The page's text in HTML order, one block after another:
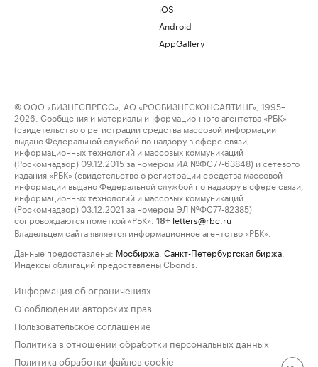
iOS
Android
AppGallery
© ООО «БИЗНЕСПРЕСС», АО «РОСБИЗНЕСКОНСАЛТИНГ», 1995–
2026. Сообщения и материалы информационного агентства «РБК»
(свидетельство о регистрации средства массовой информации
выдано Федеральной службой по надзору в сфере связи,
информационных технологий и массовых коммуникаций
(Роскомнадзор) 09.12.2015 за номером ИА №ФС77-63848) и сетевого
издания «РБК» (свидетельство о регистрации средства массовой
информации выдано Федеральной службой по надзору в сфере связи,
информационных технологий и массовых коммуникаций
(Роскомнадзор) 03.12.2021 за номером ЭЛ №ФС77-82385)
сопровождаются пометкой «РБК».
18+ letters@rbc.ru
Владельцем сайта является информационное агентство «РБК».
Данные предоставлены: Мосбиржа Санкт-Петербургская биржа
Индексы облигаций предоставлены Cbonds.
Информация об ограничениях
О соблюдении авторских прав
Пользовательское соглашение
Политика в отношении обработки персональных данных
Политика обработки файлов cookie